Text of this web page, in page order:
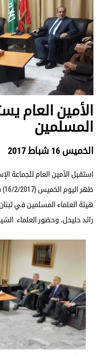
الأمين العام
المسلمين
الخميس 16 شباط 2017
استقبل الأمين العام للجماعة
هيئة العلماء المسلمين في
رائد حليحل، وحضور العلماء: